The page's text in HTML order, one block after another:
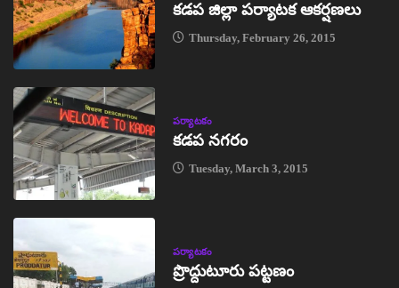
కడప జిల్లా పర్యాటక ఆకర్షణలు
Thursday, February 26, 2015
పర్యాటకం
కడప నగరం
Tuesday, March 3, 2015
పర్యాటకం
ప్రొద్దుటూరు పట్టణం